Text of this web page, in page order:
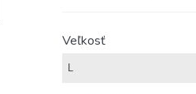
Veľkosť